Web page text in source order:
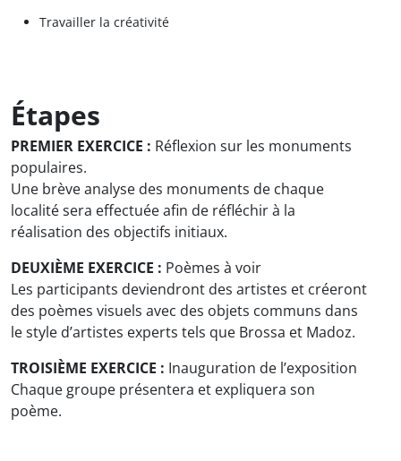
Travailler la créativité
Étapes
PREMIER EXERCICE : Réflexion sur les monuments
populaires.
Une brève analyse des monuments de chaque
localité sera effectuée afin de réfléchir à la
réalisation des objectifs initiaux.
DEUXIÈME EXERCICE : Poèmes à voir
Les participants deviendront des artistes et créeront
des poèmes visuels avec des objets communs dans
le style d’artistes experts tels que Brossa et Madoz.
TROISIÈME EXERCICE : Inauguration de l’exposition
Chaque groupe présentera et expliquera son
poème.